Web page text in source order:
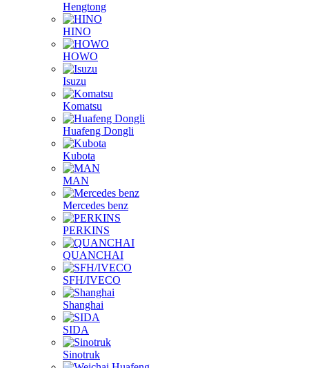
FOTON
Hengtong
HINO
HOWO
Isuzu
Komatsu
Huafeng Dongli
Kubota
MAN
Mercedes benz
PERKINS
QUANCHAI
SFH/IVECO
Shanghai
SIDA